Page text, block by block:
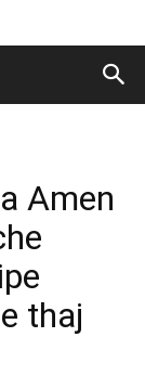
Amen
thaj